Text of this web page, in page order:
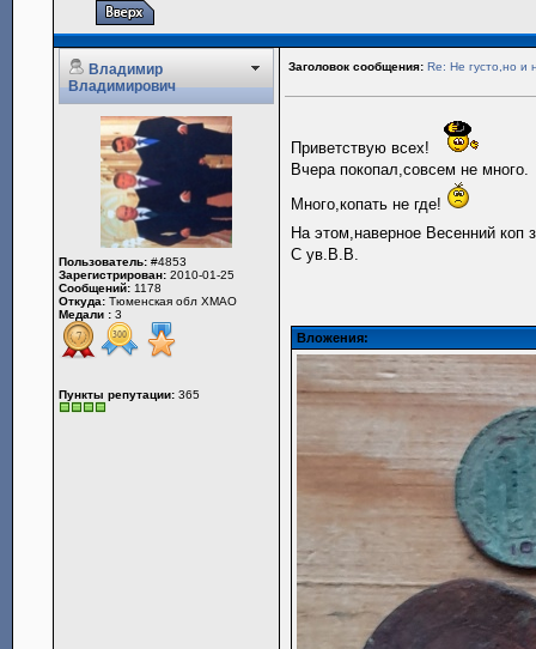
Владимир
Владимирович
Заголовок сообщения: Re: Не густо,но и
Пользователь: #4853
Зарегистрирован: 2010-01-25
Сообщений: 1178
Откуда: Тюменская обл ХМАО
Медали : 3
Пункты репутации: 365
Приветствую всех!
Вчера покопал,совсем не много.
Много,копать не где!
На этом,наверное Весенний коп
С ув.В.В.
Вложения: